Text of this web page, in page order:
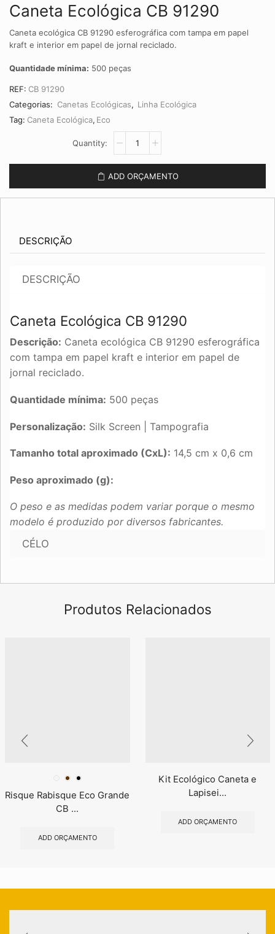
Caneta Ecológica CB 91290
Caneta ecológica CB 91290 esferográfica com tampa em papel
kraft e interior em papel de jornal reciclado.
Quantidade mínima: 500 peças
REF: CB 91290
Categorias: Canetas Ecológicas, Linha Ecológica
Tag: Caneta Ecológica, Eco
Ecológica
quantidade
ADD ORÇAMENTO
DESCRIÇÃO
DESCRIÇÃO
Caneta Ecológica CB 91290
Descrição: Caneta ecológica CB 91290 esferográfica
com tampa em papel kraft e interior em papel de
jornal reciclado.
Quantidade mínima: 500 peças
Personalização: Silk Screen | Tampografia
Tamanho total aproximado (CxL): 14,5 cm x 0,6 cm
Peso aproximado (g):
O peso e as medidas podem variar porque o mesmo
modelo é produzido por diversos fabricantes.
CÉLO
Produtos Relacionados
Risque Rabisque Eco Grande
CB ...
ADD ORÇAMENTO
Kit Ecológico Caneta e
Lapisei...
ADD ORÇAMENTO